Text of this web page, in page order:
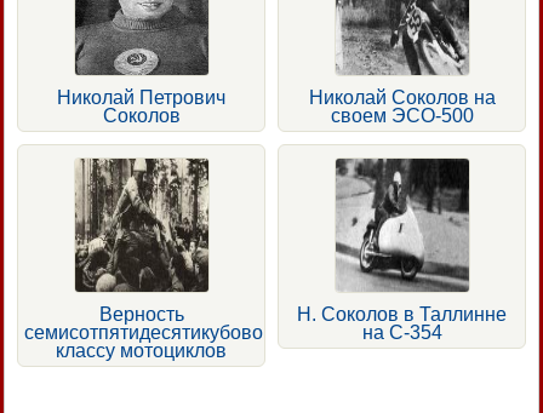
Николай Петрович
Соколов
Николай Соколов на
своем ЭСО-500
Верность
семисотпятидесятикубовому
классу мотоциклов
Н. Соколов в Таллинне
на С-354